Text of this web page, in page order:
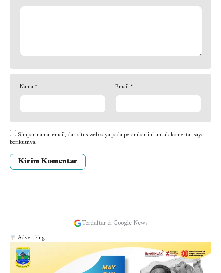
Nama * Email *
Simpan nama, email, dan situs web saya pada peramban ini untuk komentar saya
berikutnya.
Terdaftar di Google News
Advertising